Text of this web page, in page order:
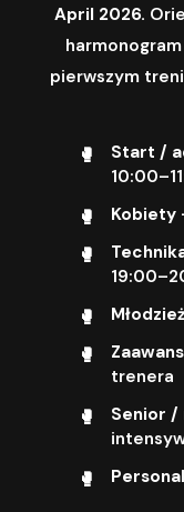
April 2026.
pierwszym
Start /
Kobiety
Młodzież
trenera
Senior /
Personal